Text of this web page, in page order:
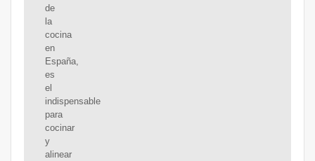
de
la
cocina
en
España,
es
el
indispensable
para
cocinar
y
alinear